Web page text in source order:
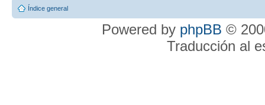
Índice general
Powered by phpBB ©
Traducción al